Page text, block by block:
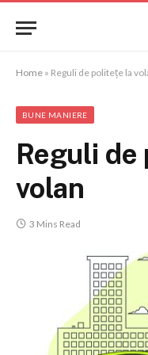
Home » Reguli de politețe la
BUNE MANIERE
Reguli
volan
3 Mins Read